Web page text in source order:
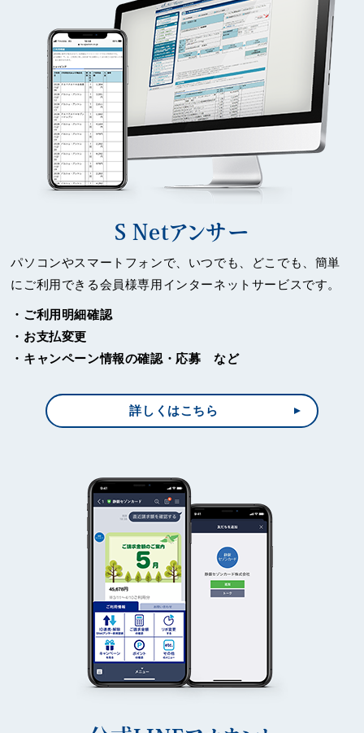
S Netアンサー
パソコンやスマートフォンで、いつでも、どこでも、簡単
にご利用できる会員様専用インターネットサービスです。
・ご利用明細確認
・お支払変更
・キャンペーン情報の確認・応募 など
詳しくはこちら